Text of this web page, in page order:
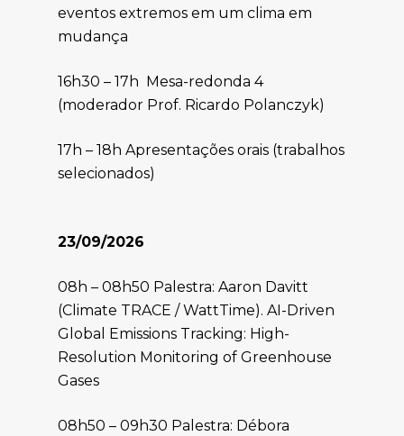
eventos extremos em um clima em
mudança
16h30 – 17h Mesa-redonda 4
(moderador Prof. Ricardo Polanczyk)
17h – 18h Apresentações orais (trabalhos
selecionados)
23/09/2026
08h – 08h50 Palestra: Aaron Davitt
(Climate TRACE / WattTime). AI-Driven
Global Emissions Tracking: High-
Resolution Monitoring of Greenhouse
Gases
08h50 – 09h30 Palestra: Débora